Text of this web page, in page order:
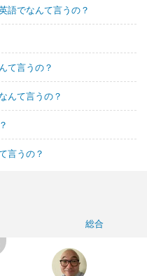
語でなんて言うの？
て言うの？
んて言うの？
言うの？
総合